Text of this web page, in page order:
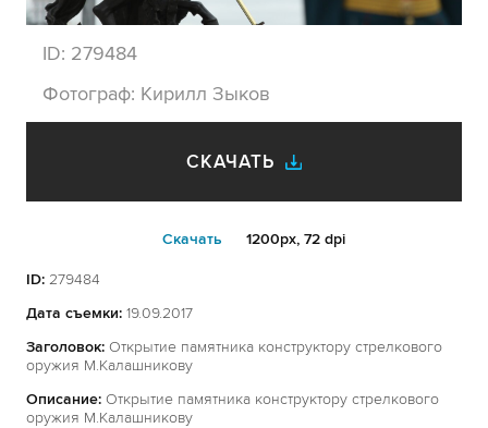
ID: 279484
Фотограф: Кирилл Зыков
СКАЧАТЬ
Cкачать 1200px, 72 dpi
ID: 279484
Дата съемки: 19.09.2017
Заголовок: Открытие памятника конструктору стрелкового
оружия М.Калашникову
Описание: Открытие памятника конструктору стрелкового
оружия М.Калашникову